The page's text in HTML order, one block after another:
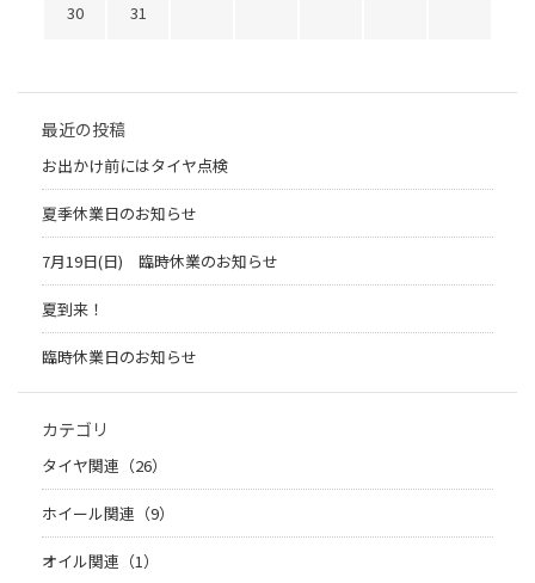
30
31
最近の投稿
お出かけ前にはタイヤ点検
夏季休業日のお知らせ
7月19日(日) 臨時休業のお知らせ
夏到来！
臨時休業日のお知らせ
カテゴリ
タイヤ関連（26）
ホイール関連（9）
オイル関連（1）